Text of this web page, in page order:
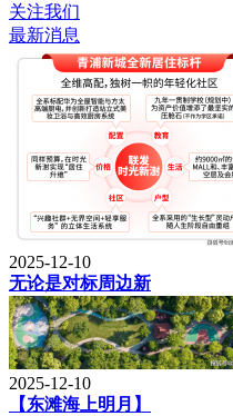
关注我们
最新消息
2025-12-10
无论是对标周边新
2025-12-10
【东滩海上明月】